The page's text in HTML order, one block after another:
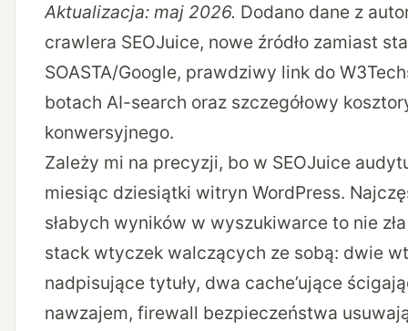
Aktualizacja: maj 2026. Dodano dane z
crawlera SEOJuice, nowe źródło zamiast
SOASTA/Google, prawdziwy link do
botach AI-search oraz szczegółowy
konwersyjnego.
Zależy mi na precyzji, bo w SEOJuice
miesiąc dziesiątki witryn WordPress.
słabych wyników w wyszukiwarce to nie
stack wtyczek walczących ze sobą: dwie
nadpisujące tytuły, dwa cache’ujące
nawzajem, firewall bezpieczeństwa